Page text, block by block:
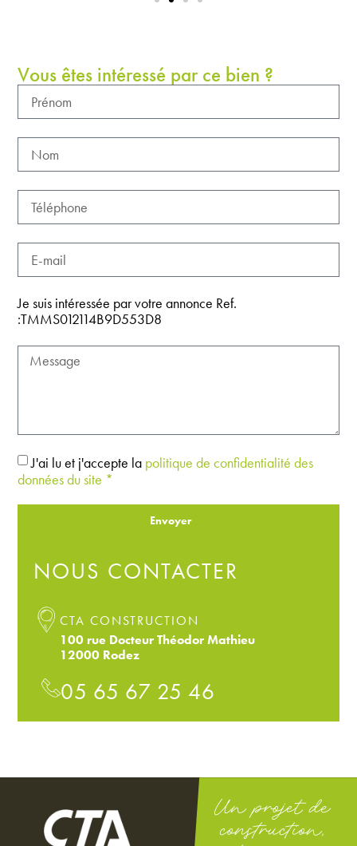
Vous êtes intéressé par ce bien ?
Je suis intéressée par votre annonce Ref.
:TMMS012114B9D553D8
J'ai lu et j'accepte la politique de confidentialité des
données du site *
Envoyer
NOUS CONTACTER
CTA CONSTRUCTION
100 rue Docteur Théodor Mathieu
12000 Rodez
05 65 67 25 46
Un projet de
construction,